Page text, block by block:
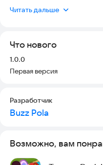
препятствия в густых
бонусы, избегайте ловушек
Скачайте игру бесплатно
Юрский рывок!
Читать дальше
Что нового
Версия:
1.0.0
Первая версия
Разработчик
Buzz Pola
Возможно, вам